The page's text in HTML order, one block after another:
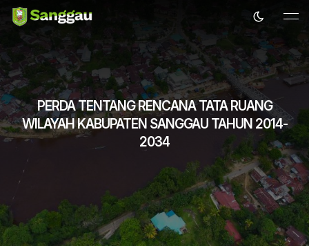
PERDA TENTANG RENCANA TATA RUANG
WILAYAH KABUPATEN SANGGAU TAHUN 2014-
2034